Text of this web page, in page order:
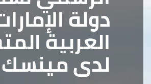
دولة
العربية
لدى مينسك